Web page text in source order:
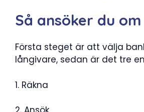
Så ansöker du
Första steget är att välja
långivare, sedan är det tre
1. Räkna